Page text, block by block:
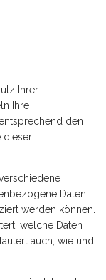
Ihrer
Ihre
den
dieser
Daten
werden können.
welche Daten
auch, wie und